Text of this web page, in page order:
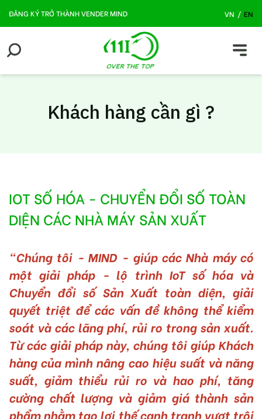
ĐĂNG KÝ TRỞ THÀNH VENDER MIND VN / EN
Khách hàng cần gì ?
IOT SỐ HÓA - CHUYỂN ĐỔI SỐ TOÀN
DIỆN CÁC NHÀ MÁY SẢN XUẤT
"Chúng tôi - MIND - giúp các Nhà máy có
một giải pháp - lộ trình IoT số hóa và
Chuyển đổi số Sản Xuất toàn diện, giải
quyết triệt để các vấn đề không thể kiểm
soát và các lãng phí, rủi ro trong sản xuất.
Từ các giải pháp này, chúng tôi giúp Khách
hàng của mình nâng cao hiệu suất và năng
suất, giảm thiểu rủi ro và hao phí, tăng
cường chất lượng và giảm giá thành sản
phẩm nhằm tạo lợi thế cạnh tranh vượt trội